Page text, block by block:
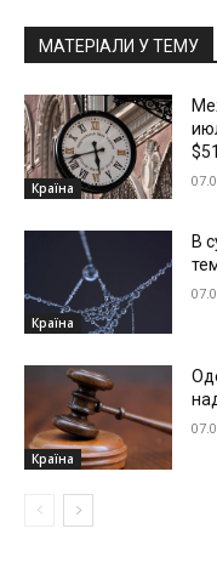
МАТЕРІАЛИ У ТЕМУ
Країна
Країна
В
Країна